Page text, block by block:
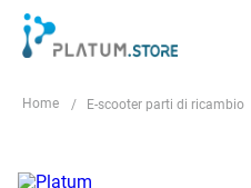
E-scooter parti di ricambio